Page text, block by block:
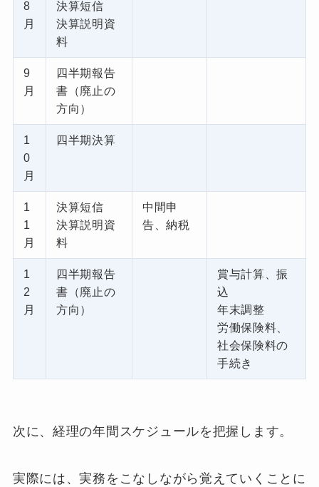
8
月
決算短信
決算説明資
料
9
月
四半期報告
書（廃止の
方向）
1
0
月
四半期決算
1
1
月
決算短信
決算説明資
料
中間申
告、納税
1
2
月
四半期報告
書（廃止の
方向）
賞与計算、振
込
年末調整
労働保険料、
社会保険料の
手続き
次に、経理の年間スケジュールを把握します。
実際には、実務をこなしながら覚えていくことに